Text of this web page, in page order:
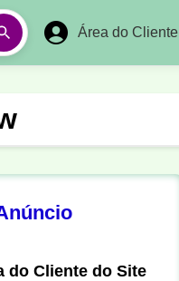
Área do Cliente
Pesca
do Cliente do Site